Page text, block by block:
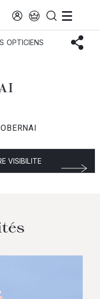
Lunettestore
OPTICIENS
VISIBILITE